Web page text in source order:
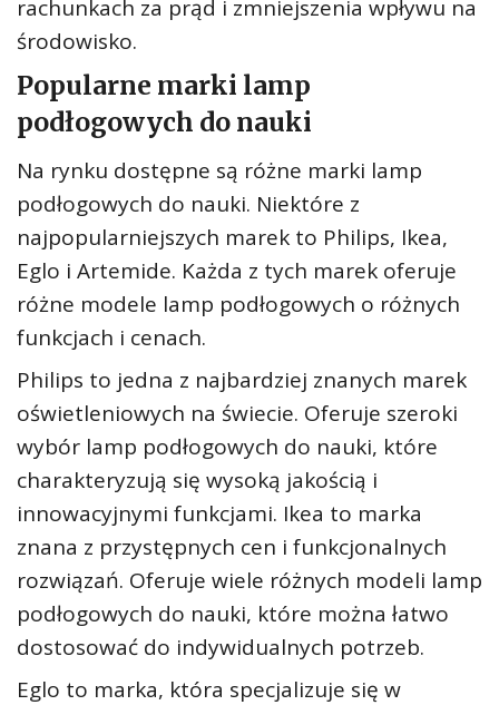
rachunkach za prąd i zmniejszenia wpływu na
środowisko.
Popularne marki lamp
podłogowych do nauki
Na rynku dostępne są różne marki lamp
podłogowych do nauki. Niektóre z
najpopularniejszych marek to Philips, Ikea,
Eglo i Artemide. Każda z tych marek oferuje
różne modele lamp podłogowych o różnych
funkcjach i cenach.
Philips to jedna z najbardziej znanych marek
oświetleniowych na świecie. Oferuje szeroki
wybór lamp podłogowych do nauki, które
charakteryzują się wysoką jakością i
innowacyjnymi funkcjami. Ikea to marka
znana z przystępnych cen i funkcjonalnych
rozwiązań. Oferuje wiele różnych modeli lamp
podłogowych do nauki, które można łatwo
dostosować do indywidualnych potrzeb.
Eglo to marka, która specjalizuje się w